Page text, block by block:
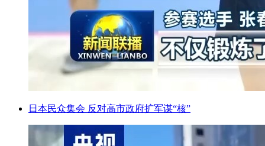
日本民众集会 反对高市政府扩军谋“核”